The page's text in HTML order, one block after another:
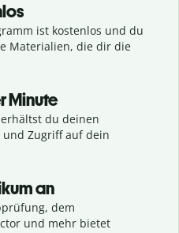
ist kostenlos und du
Materialien, die dir die
Minute
du deinen
Zugriff auf dein
an
dem
und mehr bietet